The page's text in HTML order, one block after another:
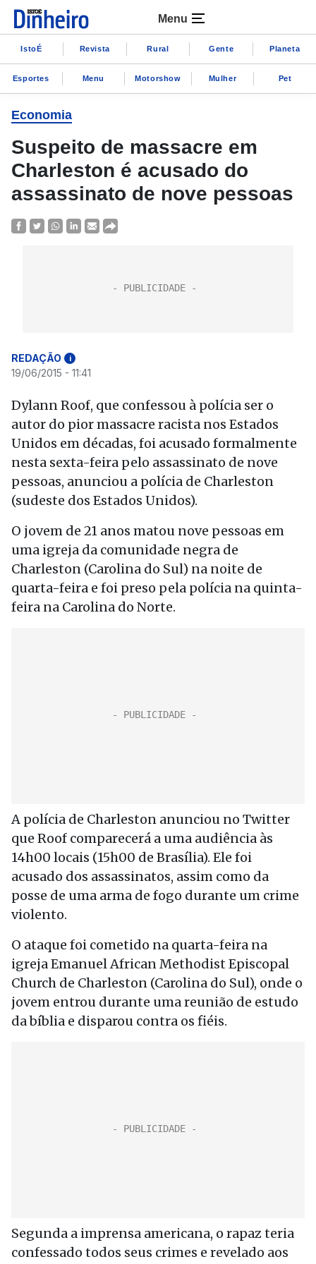
Menu
IstoÉ Revista Rural Gente Planeta
Esportes Menu Motorshow Mulher Pet
Economia
Suspeito de massacre em
Charleston é acusado do
assassinato de nove pessoas
REDAÇÃO i
19/06/2015 - 11:41
Dylann Roof, que confessou à polícia ser o
autor do pior massacre racista nos Estados
Unidos em décadas, foi acusado formalmente
nesta sexta-feira pelo assassinato de nove
pessoas, anunciou a polícia de Charleston
(sudeste dos Estados Unidos).
O jovem de 21 anos matou nove pessoas em
uma igreja da comunidade negra de
Charleston (Carolina do Sul) na noite de
quarta-feira e foi preso pela polícia na quinta-
feira na Carolina do Norte.
A polícia de Charleston anunciou no Twitter
que Roof comparecerá a uma audiência às
14h00 locais (15h00 de Brasília). Ele foi
acusado dos assassinatos, assim como da
posse de uma arma de fogo durante um crime
violento.
O ataque foi cometido na quarta-feira na
igreja Emanuel African Methodist Episcopal
Church de Charleston (Carolina do Sul), onde o
jovem entrou durante uma reunião de estudo
da bíblia e disparou contra os fiéis.
Segunda a imprensa americana, o rapaz teria
confessado todos seus crimes e revelado aos